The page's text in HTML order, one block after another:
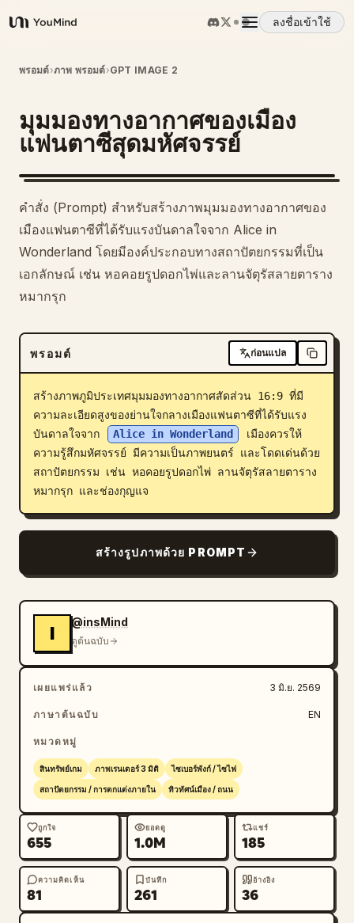
YouMind
ลงชื่อเข้าใช้
ภาพรวม
กรณีการใช้งาน
ทักษะ
พรอมต์
ราคา
บล็อก
อัปเดต
พรอมต์›ภาพ พรอมต์›GPT IMAGE 2
มุมมองทางอากาศของเมือง
แฟนตาซีสุดมหัศจรรย์
คำสั่ง (Prompt) สำหรับสร้างภาพมุมมองทางอากาศของ
เมืองแฟนตาซีที่ได้รับแรงบันดาลใจจาก Alice in
Wonderland โดยมีองค์ประกอบทางสถาปัตยกรรมที่เป็น
เอกลักษณ์ เช่น หอคอยรูปดอกไพ่และลานจัตุรัสลายตาราง
หมากรุก
พรอมต์ ก่อนแปล
สร้างภาพภูมิประเทศมุมมองทางอากาศสัดส่วน 16:9 ที่มี
ความละเอียดสูงของย่านใจกลางเมืองแฟนตาซีที่ได้รับแรง
บันดาลใจจาก
Alice in Wonderland
เมืองควรให้
ความรู้สึกมหัศจรรย์ มีความเป็นภาพยนตร์ และโดดเด่นด้วย
สถาปัตยกรรม เช่น หอคอยรูปดอกไพ่ ลานจัตุรัสลายตาราง
หมากรุก และช่องกุญแจ
สร้างรูปภาพด้วย PROMPT
I
@insMind
ดูต้นฉบับ
เผยแพร่แล้ว 3 มิ.ย. 2569
ภาษาต้นฉบับ EN
หมวดหมู่
สินทรัพย์เกม ภาพเรนเดอร์ 3 มิติ ไซเบอร์พังก์ / ไซไฟ
สถาปัตยกรรม / การตกแต่งภายใน ทิวทัศน์เมือง / ถนน
ถูกใจ
655
ยอดดู
1.0M
แชร์
185
ความคิดเห็น
81
บันทึก
261
อ้างอิง
36